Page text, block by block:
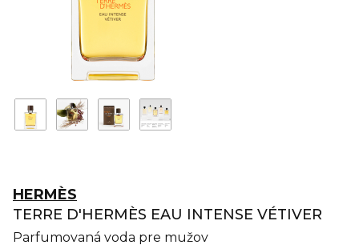
HERMÈS
TERRE D'HERMÈS EAU INTENSE VÉTIVER
Parfumovaná voda pre mužov